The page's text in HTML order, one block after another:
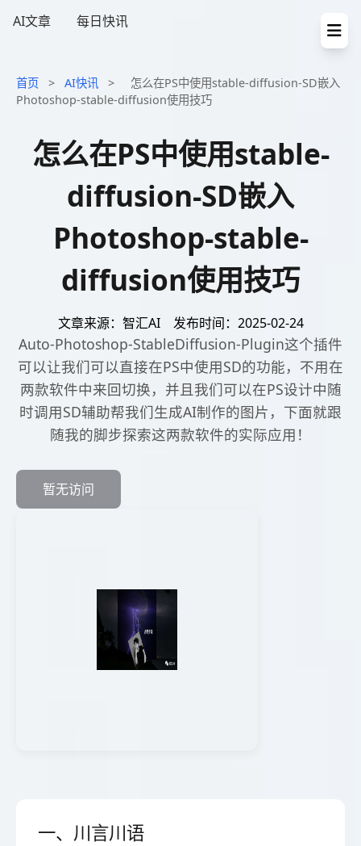
AI文章 每日快讯
首页 > AI快讯 >
怎么在PS中使用stable-diffusion-SD嵌入
Photoshop-stable-diffusion使用技巧
怎么在PS中使用stable-
diffusion-SD嵌入
Photoshop-stable-
diffusion使用技巧
文章来源：智汇AI 发布时间：2025-02-24
Auto-Photoshop-StableDiffusion-Plugin这个插件
可以让我们可以直接在PS中使用SD的功能，不用在
两款软件中来回切换，并且我们可以在PS设计中随
时调用SD辅助帮我们生成AI制作的图片，下面就跟
随我的脚步探索这两款软件的实际应用！
暂无访问
一、川言川语